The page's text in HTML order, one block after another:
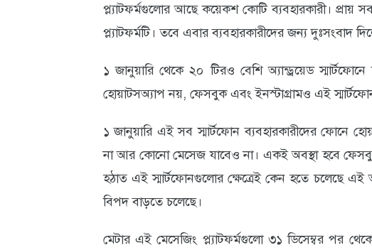
প্ল্যাটফর্মগুলোর আছে কয়েকশ কোটি ব্যবহারকারী। প্রায়
প্ল্যাটফর্মটি। তবে এবার ব্যবহারকারীদের জন্য দুঃসংবাদ
১ জানুয়ারি থেকে ২০ টিরও বেশি অ্যান্ড্রয়েড
হোয়াটসঅ‍্যাপ নয়, ফেসবুক এবং ইনস্টাগ্রামও এই
১ জানুয়ারি এই সব স্মার্টফোন ব‍্যবহারকারীদের ফোনে
না আর কোনো মেসেজ যাবেও না। একই অবস্থা হবে ফেসবুক
হঠাত্‍ এই স্মার্টফোনগুলোর ক্ষেত্রেই কেন হতে চলেছে এই
বিপদ বাড়তে চলেছে।
মেটার এই মেসেজিং প্ল‍্যাটফর্মগুলো ৩১ ডিসেম্বর পর